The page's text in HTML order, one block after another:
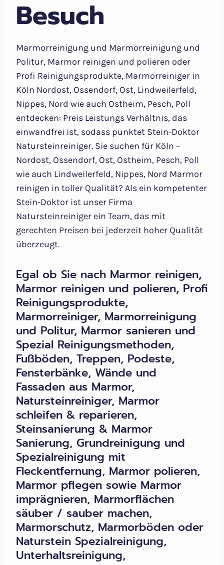
Besuch
Marmorreinigung und Marmorreinigung und
Politur, Marmor reinigen und polieren oder
Profi Reinigungsprodukte, Marmorreiniger in
Köln Nordost, Ossendorf, Ost, Lindweilerfeld,
Nippes, Nord wie auch Ostheim, Pesch, Poll
entdecken: Preis Leistungs Verhältnis, das
einwandfrei ist, sodass punktet Stein-Doktor
Natursteinreiniger. Sie suchen für Köln –
Nordost, Ossendorf, Ost, Ostheim, Pesch, Poll
wie auch Lindweilerfeld, Nippes, Nord Marmor
reinigen in toller Qualität? Als ein kompetenter
Stein-Doktor ist unser Firma
Natursteinreiniger ein Team, das mit
gerechten Preisen bei jederzeit hoher Qualität
überzeugt.
Egal ob Sie nach Marmor reinigen,
Marmor reinigen und polieren, Profi
Reinigungsprodukte,
Marmorreiniger, Marmorreinigung
und Politur, Marmor sanieren und
Spezial Reinigungsmethoden,
Fußböden, Treppen, Podeste,
Fensterbänke, Wände und
Fassaden aus Marmor,
Natursteinreiniger, Marmor
schleifen & reparieren,
Steinsanierung & Marmor
Sanierung, Grundreinigung und
Spezialreinigung mit
Fleckentfernung, Marmor polieren,
Marmor pflegen sowie Marmor
imprägnieren, Marmorflächen
säuber / sauber machen,
Marmorschutz, Marmorböden oder
Naturstein Spezialreinigung,
Unterhaltsreinigung,